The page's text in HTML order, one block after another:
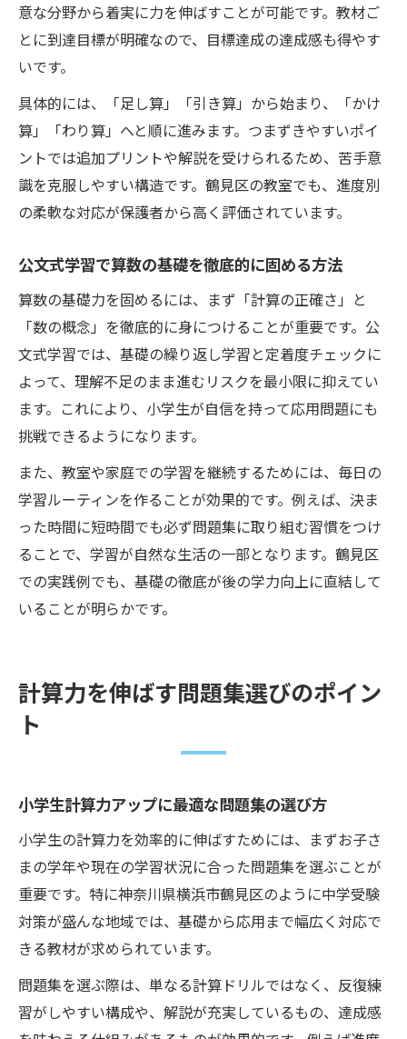
意な分野から着実に力を伸ばすことが可能です。教材ご
とに到達目標が明確なので、目標達成の達成感も得やす
いです。
具体的には、「足し算」「引き算」から始まり、「かけ
算」「わり算」へと順に進みます。つまずきやすいポイ
ントでは追加プリントや解説を受けられるため、苦手意
識を克服しやすい構造です。鶴見区の教室でも、進度別
の柔軟な対応が保護者から高く評価されています。
公文式学習で算数の基礎を徹底的に固める方法
算数の基礎力を固めるには、まず「計算の正確さ」と
「数の概念」を徹底的に身につけることが重要です。公
文式学習では、基礎の繰り返し学習と定着度チェックに
よって、理解不足のまま進むリスクを最小限に抑えてい
ます。これにより、小学生が自信を持って応用問題にも
挑戦できるようになります。
また、教室や家庭での学習を継続するためには、毎日の
学習ルーティンを作ることが効果的です。例えば、決ま
った時間に短時間でも必ず問題集に取り組む習慣をつけ
ることで、学習が自然な生活の一部となります。鶴見区
での実践例でも、基礎の徹底が後の学力向上に直結して
いることが明らかです。
計算力を伸ばす問題集選びのポイン
ト
小学生計算力アップに最適な問題集の選び方
小学生の計算力を効率的に伸ばすためには、まずお子さ
まの学年や現在の学習状況に合った問題集を選ぶことが
重要です。特に神奈川県横浜市鶴見区のように中学受験
対策が盛んな地域では、基礎から応用まで幅広く対応で
きる教材が求められています。
問題集を選ぶ際は、単なる計算ドリルではなく、反復練
習がしやすい構成や、解説が充実しているもの、達成感